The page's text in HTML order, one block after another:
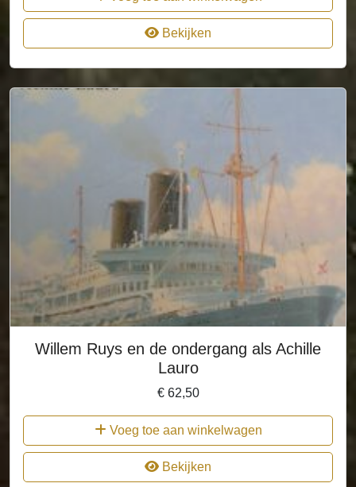
Bekijken
Willem Ruys en de ondergang als Achille
Lauro
€62,50
Voeg toe aan winkelwagen
Bekijken